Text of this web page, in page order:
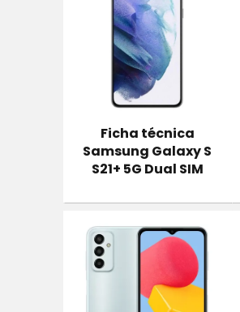
Ficha técnica
Samsung Galaxy S
S21+ 5G Dual SIM